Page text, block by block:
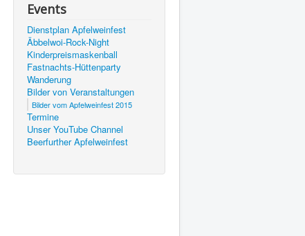
Events
Dienstplan Apfelweinfest
Äbbelwoi-Rock-Night
Kinderpreismaskenball
Fastnachts-Hüttenparty
Wanderung
Bilder von Veranstaltungen
Bilder vom Apfelweinfest 2015
Termine
Unser YouTube Channel
Beerfurther Apfelweinfest